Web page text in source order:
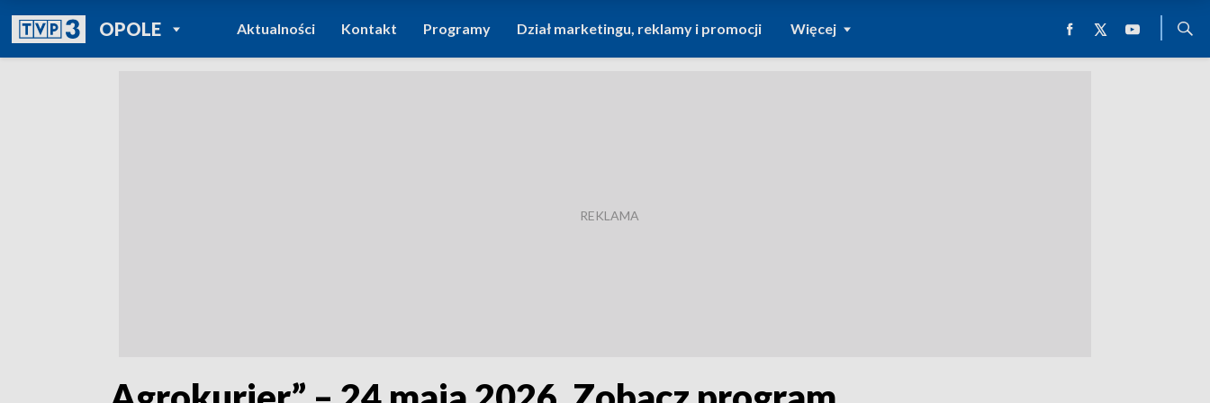
OPOLEPOWRÓT DO
TVP REGIONY
Aktualności Kontakt Programy Dział marketingu, reklamy i promocji Więcej